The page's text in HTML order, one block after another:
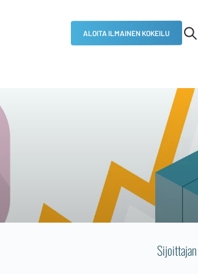
ALOITA ILMAINEN KOKEILU